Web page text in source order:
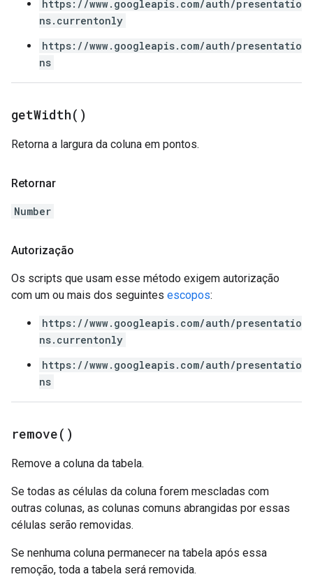
https://www.googleapis.com/auth/presentatio
ns.currentonly
https://www.googleapis.com/auth/presentatio
ns
getWidth( )
Retorna a largura da coluna em pontos.
Retornar
Number
Autorização
Os scripts que usam esse método exigem autorização
com um ou mais dos seguintes escopos:
https://www.googleapis.com/auth/presentatio
ns.currentonly
https://www.googleapis.com/auth/presentatio
ns
remove( )
Remove a coluna da tabela.
Se todas as células da coluna forem mescladas com
outras colunas, as colunas comuns abrangidas por essas
células serão removidas.
Se nenhuma coluna permanecer na tabela após essa
remoção, toda a tabela será removida.